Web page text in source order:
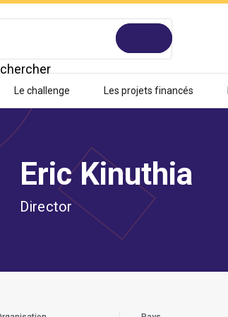
Le challenge Les projets financés
Eric Kinuthia
Director